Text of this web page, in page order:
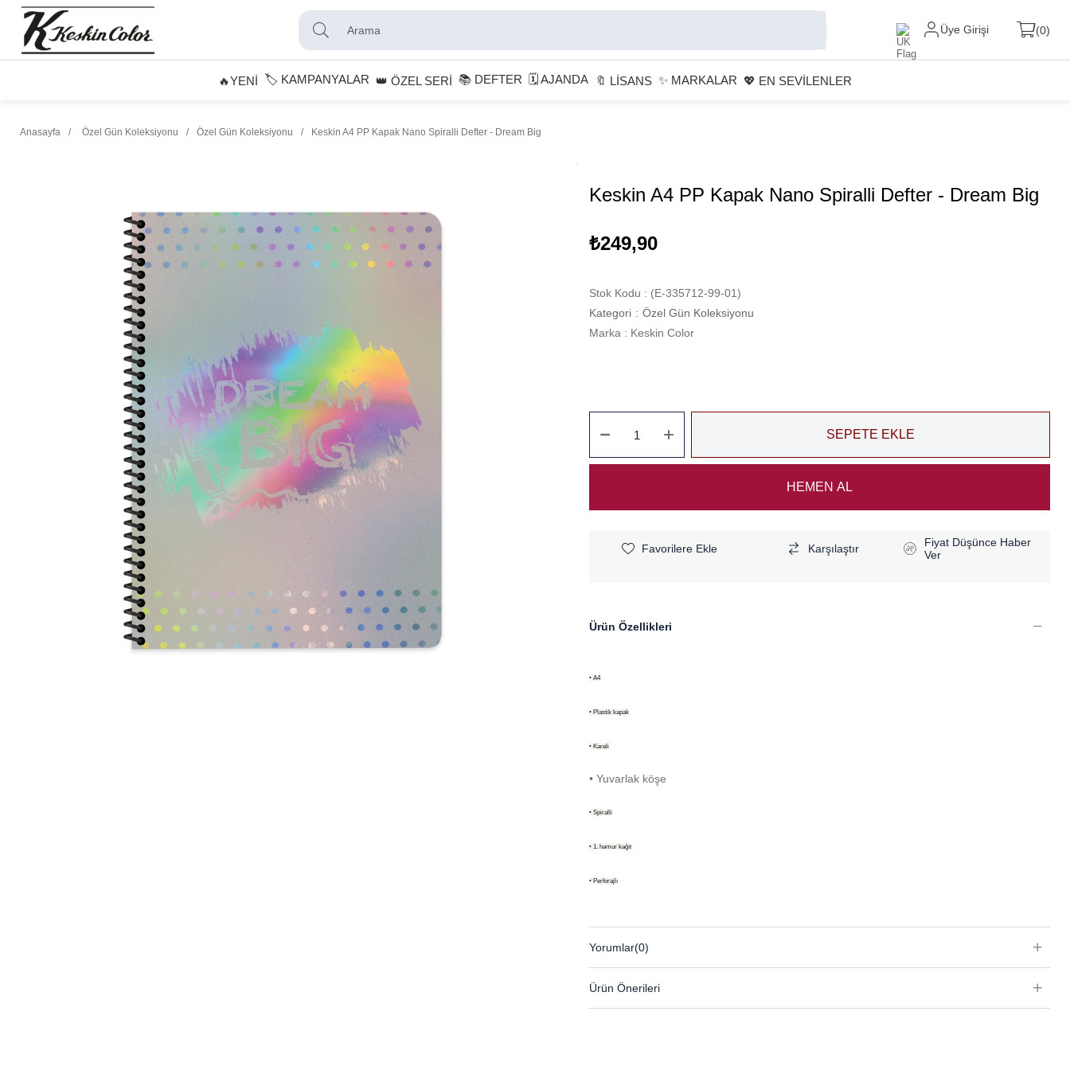
Üye Girişi 0
🔥YENİ 🏷️ KAMPANYALAR 👑 ÖZEL SERİ 📚 DEFTER 🗓 AJANDA 🔖 LİSANS ✨ MARKALAR 💖 EN SEVİLENLER
Anasayfa Özel Gün Koleksiyonu Özel Gün Koleksiyonu Keskin A4 PP Kapak Nano Spiralli Defter - Dream Big
Keskin A4 PP Kapak Nano Spiralli Defter - Dream Big
₺249,90
Stok Kodu
(E-335712-99-01)
Kategori : Özel Gün Koleksiyonu
Marka : Keskin Color
Favorilere Ekle Karşılaştır
Fiyat Düşünce Haber
Ver
Ürün Özellikleri
• A4
• Plastik kapak
• Kareli
• Yuvarlak köşe
• Spiralli
• 1. hamur kağıt
• Perforajlı
Yorumlar(0)
Ürün Önerileri